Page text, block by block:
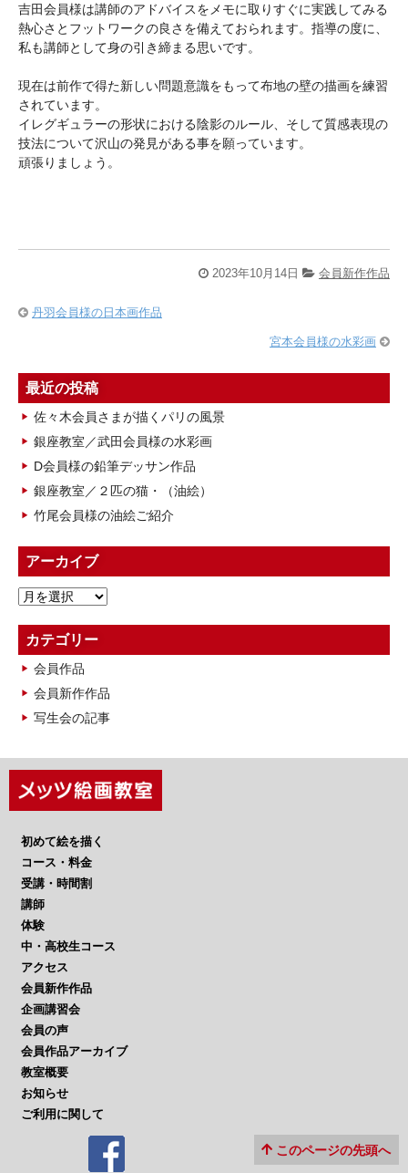
吉田会員様は講師のアドバイスをメモに取りすぐに実践してみる
熱心さとフットワークの良さを備えておられます。指導の度に、
私も講師として身の引き締まる思いです。
現在は前作で得た新しい問題意識をもって布地の壁の描画を練習
されています。
イレグギュラーの形状における陰影のルール、そして質感表現の
技法について沢山の発見がある事を願っています。
頑張りましょう。
2023年10月14日 会員新作作品
丹羽会員様の日本画作品
宮本会員様の水彩画
最近の投稿
佐々木会員さまが描くパリの風景
銀座教室／武田会員様の水彩画
D会員様の鉛筆デッサン作品
銀座教室／２匹の猫・（油絵）
竹尾会員様の油絵ご紹介
アーカイブ
ア
カ
イ
ブ
カテゴリー
会員作品
会員新作作品
写生会の記事
初めて絵を描く
コース・料金
受講・時間割
講師
体験
中・高校生コース
アクセス
会員新作作品
企画講習会
会員の声
会員作品アーカイブ
教室概要
お知らせ
ご利用に関して
このページの先頭へ